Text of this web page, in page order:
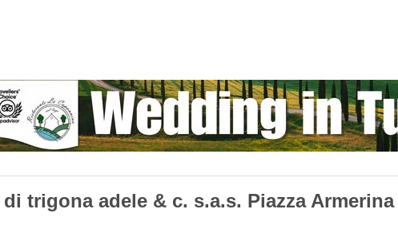
di trigona adele & c. s.a.s. Piazza Armerina